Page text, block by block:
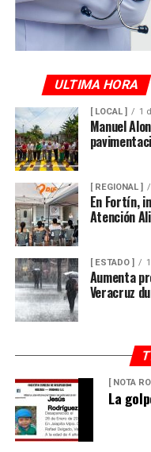
ULTIMA HORA
[ LOCAL ] 1
Manuel
[ REGIONAL ]
En Fortín,
Atención
[ ESTADO ]
Aumenta
Veracruz
[ NOTA
La